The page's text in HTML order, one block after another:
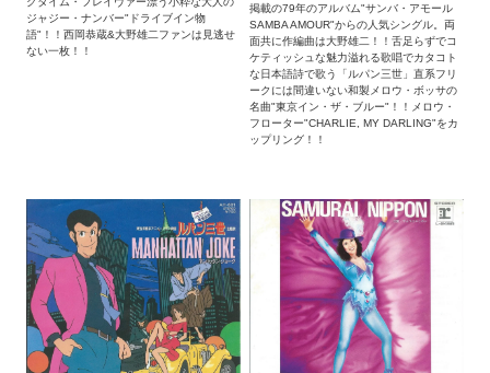
ジャジー・ナンバー"ドライブイン物
語"！！西岡恭蔵&大野雄二ファンは見逃せ
ない一枚！！
掲載の79年のアルバム"サンバ・アモール
SAMBA AMOUR"からの人気シングル。両
面共に作編曲は大野雄二！！舌足らずでコ
ケティッシュな魅力溢れる歌唱でカタコト
な日本語詩で歌う「ルパン三世」直系フリ
ークには間違いない和製メロウ・ボッサの
名曲"東京イン・ザ・ブルー"！！メロウ・
フローター"CHARLIE, MY DARLING"をカ
ップリング！！